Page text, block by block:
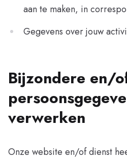
aan te maken, in
Gegevens over jouw
Bijzondere en/
verwerken
Onze website en/of dienst